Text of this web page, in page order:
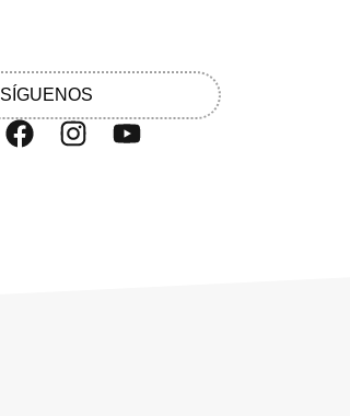
SÍGUENOS